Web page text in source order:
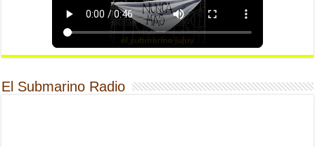
El Submarino Radio